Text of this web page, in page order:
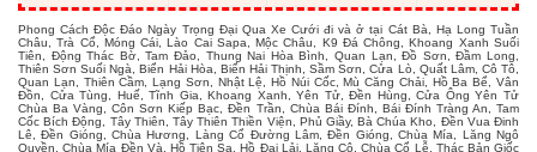
Phong Cách Độc Đáo Ngày Trọng Đại Qua Xe Cưới đi và ở tại Cát Bà, Hạ Long Tuần
Châu, Trà Cổ, Móng Cái, Lào Cai Sapa, Mộc Châu, K9 Đá Chông, Khoang Xanh Suối
Tiên, Động Thác Bờ, Tam Đảo, Thung Nai Hòa Bình, Quan Lạn, Đồ Sơn, Đầm Long,
Thiên Sơn Suối Ngà, Biển Hải Hòa, Biển Hải Thịnh, Sầm Sơn, Cửa Lò, Quất Lâm, Cô Tô,
Quan Lạn, Thiên Cầm, Lạng Sơn, Nhật Lệ, Hồ Núi Cốc, Mù Căng Chải, Hồ Ba Bể, Vân
Đồn, Cửa Tùng, Huế, Tĩnh Gia, Khoang Xanh, Yên Tử, Đền Hùng, Cửa Ông Yên Tử
Chùa Ba Vàng, Côn Sơn Kiếp Bạc, Đền Trần, Chùa Bái Đính, Bái Đính Tràng An, Tam
Cốc Bích Động, Tây Thiên, Tây Thiên Thiền Viện, Phủ Giầy, Bà Chúa Kho, Đền Vua Đinh
Lê, Đền Gióng, Chùa Hương, Làng Cổ Đường Lâm, Đền Gióng, Chùa Mía, Lăng Ngô
Quyền, Chùa Mía Đền Và, Hồ Tiên Sa, Hồ Đại Lải, Lăng Cô, Chùa Cổ Lễ, Thác Bản Giốc